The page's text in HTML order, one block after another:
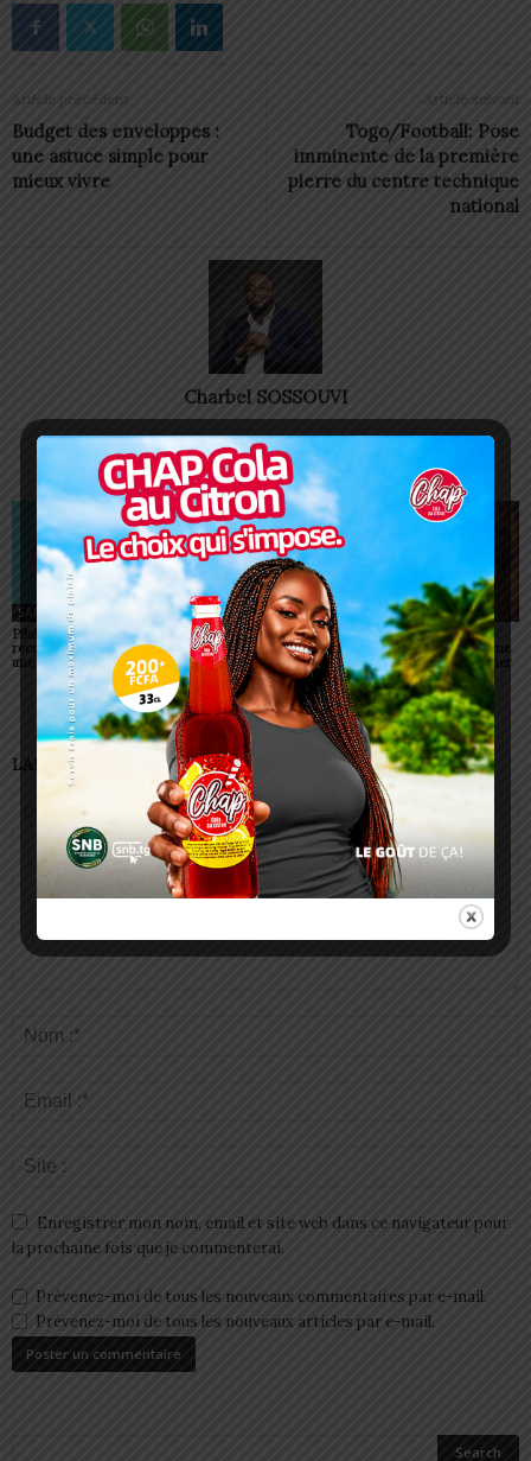
Article précédent
Budget des enveloppes :
une astuce simple pour
mieux vivre
Article suivant
Togo/Football: Pose
imminente de la première
pierre du centre technique
national
Charbel SOSSOUVI
ARTICLES CONNEXES PLUS DE L'AUTEUR
SANTÉ
Pilule du lendemain : un
recours d’urgence, pas
une habitude à banaliser
SANTÉ
Togo : 525 places ouvertes
dans les écoles de santé
SANTÉ
Conjonctivites (Apollo) :
non, un simple regard ne
peut pas vous contaminer
LAISSER UN COMMENTAIRE
Enregistrer mon nom, email et site web dans ce navigateur pour
la prochaine fois que je commenterai.
Prévenez-moi de tous les nouveaux commentaires par e-mail.
Prévenez-moi de tous les nouveaux articles par e-mail.